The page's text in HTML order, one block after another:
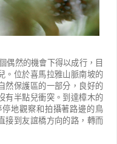
偶然的機會下得以成行，目
。位於喜馬拉雅山脈南坡的
然保護區的一部分，良好的
有半點兒衝突。到達樟木的
地觀察和拍攝著路邊的鳥
接到友誼橋方向的路，轉而